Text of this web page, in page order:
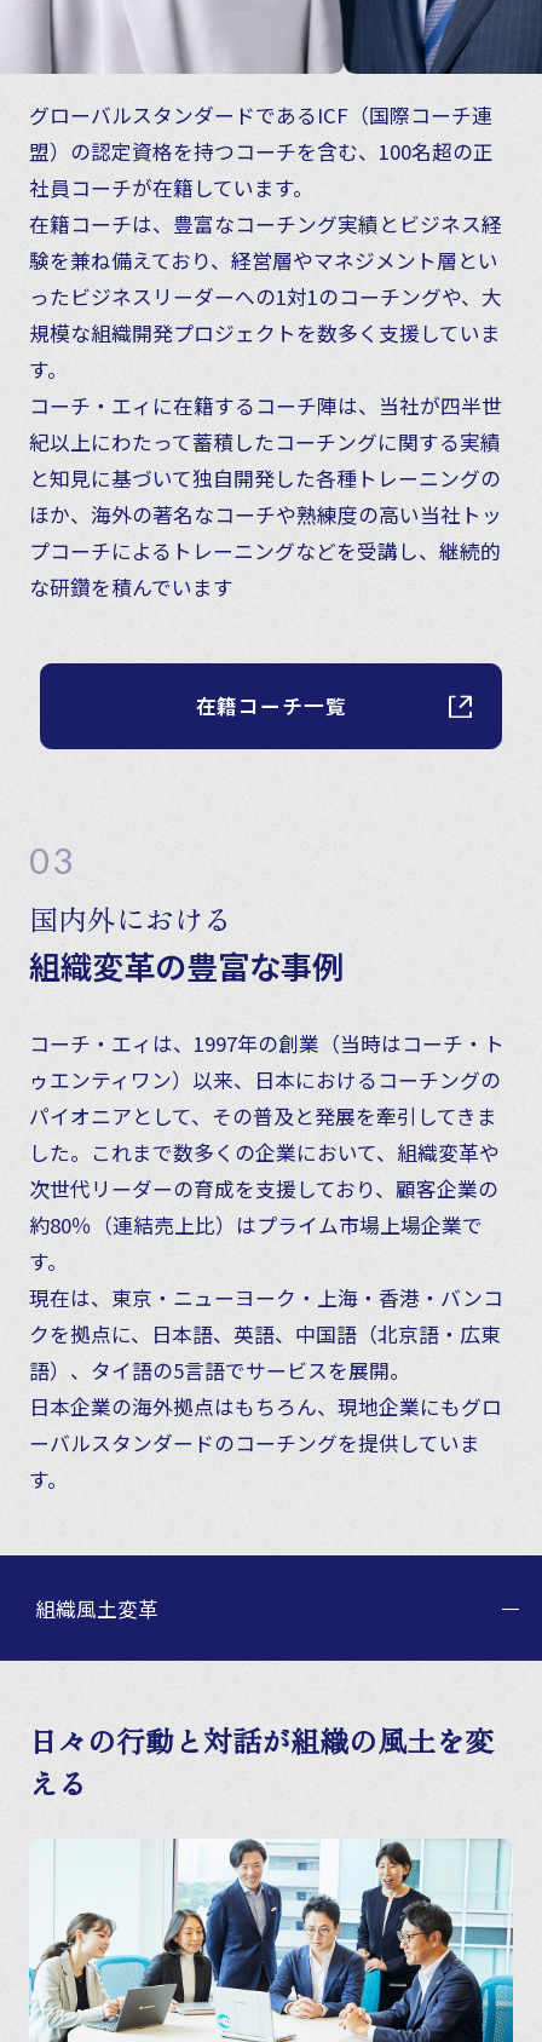
グローバルスタンダードであるICF（国際コーチ連
盟）の認定資格を持つコーチを含む、100名超の正
社員コーチが在籍しています。
在籍コーチは、豊富なコーチング実績とビジネス経
験を兼ね備えており、経営層やマネジメント層とい
ったビジネスリーダーへの1対1のコーチングや、大
規模な組織開発プロジェクトを数多く支援していま
す。
コーチ・エィに在籍するコーチ陣は、当社が四半世
紀以上にわたって蓄積したコーチングに関する実績
と知見に基づいて独自開発した各種トレーニングの
ほか、海外の著名なコーチや熟練度の高い当社トッ
プコーチによるトレーニングなどを受講し、継続的
な研鑽を積んでいます
在籍コーチ一覧
03
国内外における
組織変革の豊富な事例
コーチ・エィは、1997年の創業（当時はコーチ・ト
ゥエンティワン）以来、日本におけるコーチングの
パイオニアとして、 その普及と発展を牽引してきま
した。これまで数多くの企業において、組織変革や
次世代リーダーの育成を支援しており、 顧客企業の
約80％（連結売上比）はプライム市場上場企業で
す。
現在は、東京・ニューヨーク・上海・香港・バンコ
クを拠点に、日本語、英語、中国語（北京語・広東
語）、タイ語の5言語でサービスを展開。
日本企業の海外拠点はもちろん、現地企業にもグロ
ーバルスタンダードのコーチングを提供していま
す。
組織風土変革
日々の行動と対話が組織の風土を変
える